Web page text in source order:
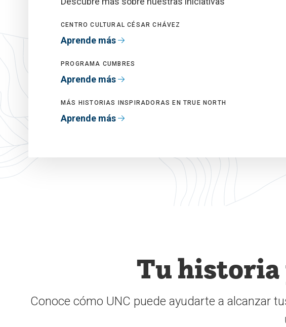
CENTRO CULTURAL CÉSAR CHÁVEZ
Aprende más
PROGRAMA CUMBRES
Aprende más
MÁS HISTORIAS INSPIRADORAS EN TRUE NORTH
Aprende más
Tu historia
Conoce cómo UNC puede ayudarte a alcanzar